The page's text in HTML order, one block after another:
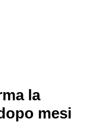
la
mesi